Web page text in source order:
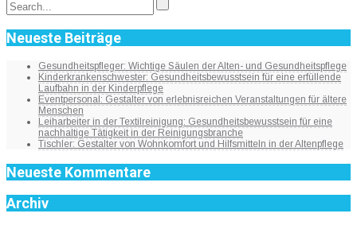
Neueste Beiträge
Gesundheitspfleger: Wichtige Säulen der Alten- und Gesundheitspflege
Kinderkrankenschwester: Gesundheitsbewusstsein für eine erfüllende
Laufbahn in der Kinderpflege
Eventpersonal: Gestalter von erlebnisreichen Veranstaltungen für ältere
Menschen
Leiharbeiter in der Textilreinigung: Gesundheitsbewusstsein für eine
nachhaltige Tätigkeit in der Reinigungsbranche
Tischler: Gestalter von Wohnkomfort und Hilfsmitteln in der Altenpflege
Neueste Kommentare
Archiv